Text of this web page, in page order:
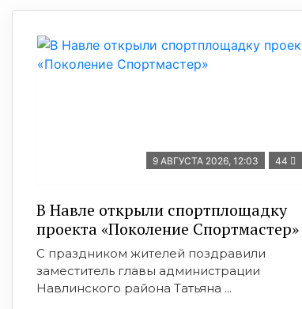
9 АВГУСТА 2026, 12:03 44
В Навле открыли спортплощадку
проекта «Поколение Спортмастер»
С праздником жителей поздравили
заместитель главы администрации
Навлинского района Татьяна ...